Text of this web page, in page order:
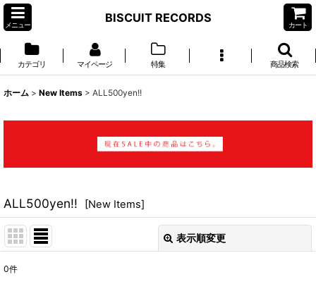
メニュー
BISCUIT RECORDS
カート
カテゴリ マイページ 特集 商品検索
ホーム > New Items > ALL500yen!!
ALL500yen!! [New Items]
表示順変更
0件